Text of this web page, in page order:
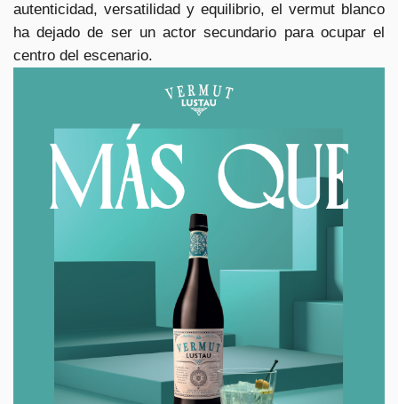
autenticidad, versatilidad y equilibrio, el vermut blanco
ha dejado de ser un actor secundario para ocupar el
centro del escenario.